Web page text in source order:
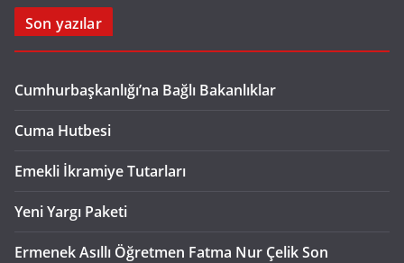
Son yazılar
Cumhurbaşkanlığı’na Bağlı Bakanlıklar
Cuma Hutbesi
Emekli İkramiye Tutarları
Yeni Yargı Paketi
Ermenek Asıllı Öğretmen Fatma Nur Çelik Son